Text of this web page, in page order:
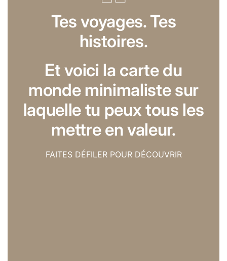
Tes voyages. Tes
histoires.
Et voici la carte du
monde minimaliste sur
laquelle tu peux tous les
mettre en valeur.
FAITES DÉFILER POUR DÉCOUVRIR